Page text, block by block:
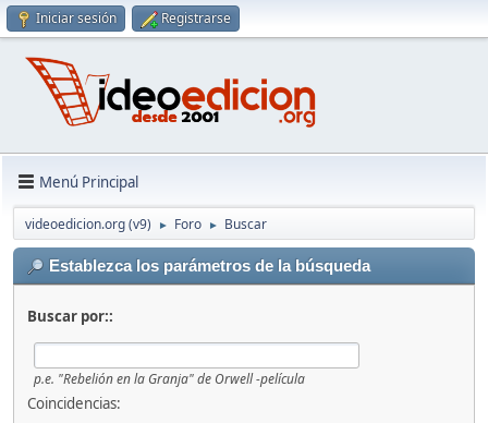
Iniciar sesión Registrarse
Menú Principal
videoedicion.org (v9) ► Foro ► Buscar
Establezca los parámetros de la búsqueda
Buscar por::
p.e. "Rebelión en la Granja" de Orwell -película
Coincidencias: